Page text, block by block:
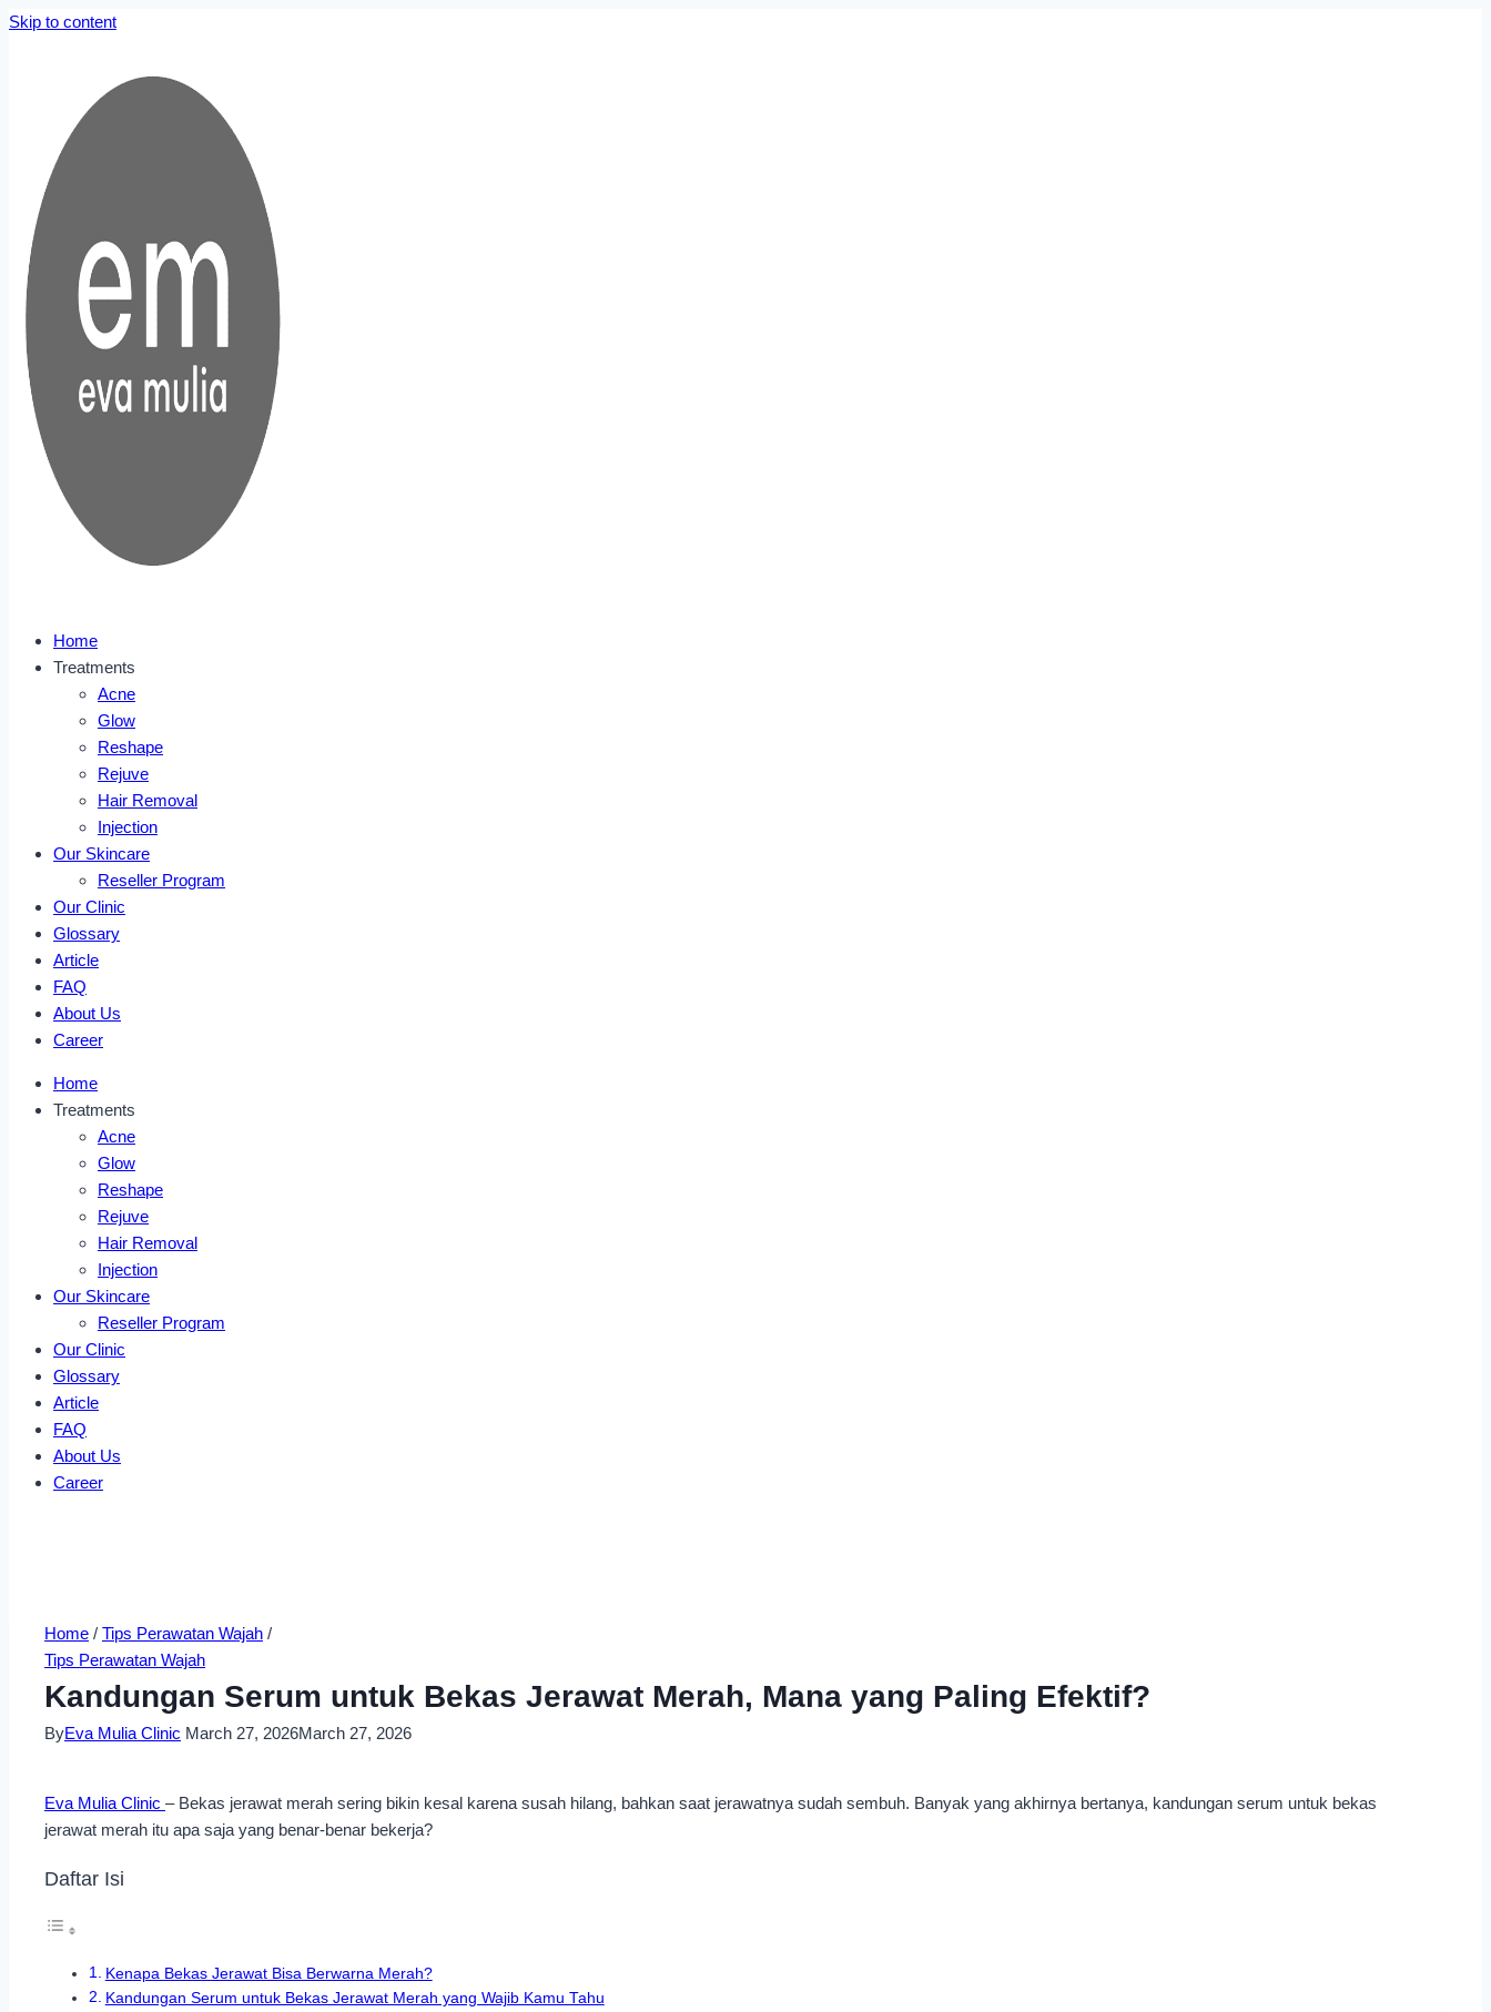
Skip to content
Home
Treatments
Acne
Glow
Reshape
Rejuve
Hair Removal
Injection
Our Skincare
Reseller Program
Our Clinic
Glossary
Article
FAQ
About Us
Career
Home
Treatments
Acne
Glow
Reshape
Rejuve
Hair Removal
Injection
Our Skincare
Reseller Program
Our Clinic
Glossary
Article
FAQ
About Us
Career
Home / Tips Perawatan Wajah /
Tips Perawatan Wajah
Kandungan Serum untuk Bekas Jerawat Merah, Mana yang Paling Efektif?
ByEva Mulia Clinic March 27, 2026March 27, 2026
Eva Mulia Clinic – Bekas jerawat merah sering bikin kesal karena susah hilang, bahkan saat jerawatnya sudah sembuh. Banyak yang akhirnya bertanya, kandungan serum untuk bekas
jerawat merah itu apa saja yang benar-benar bekerja?
Daftar Isi
Kenapa Bekas Jerawat Bisa Berwarna Merah?
Kandungan Serum untuk Bekas Jerawat Merah yang Wajib Kamu Tahu